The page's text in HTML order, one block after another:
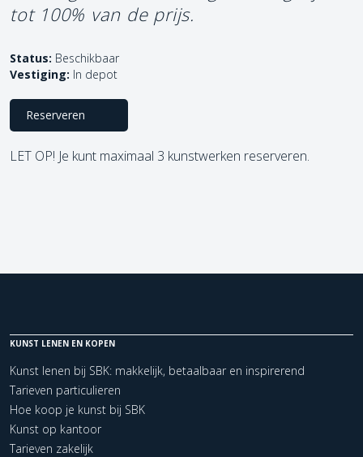
tot 100% van de prijs.
Status: Beschikbaar
Vestiging: In depot
Reserveren
LET OP! Je kunt maximaal 3 kunstwerken reserveren.
KUNST LENEN EN KOPEN
Kunst lenen bij SBK: makkelijk, betaalbaar en inspirerend
Tarieven particulieren
Hoe koop je kunst bij SBK
Kunst op kantoor
Tarieven zakelijk